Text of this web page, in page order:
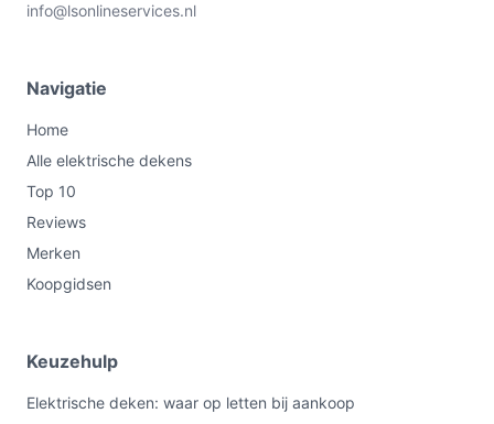
info@lsonlineservices.nl
Navigatie
Home
Alle elektrische dekens
Top 10
Reviews
Merken
Koopgidsen
Keuzehulp
Elektrische deken: waar op letten bij aankoop